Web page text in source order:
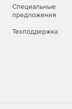
Специальные
предложения
Техподдержка